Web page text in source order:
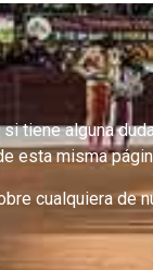
tiene alguna
esta misma
cualquiera de